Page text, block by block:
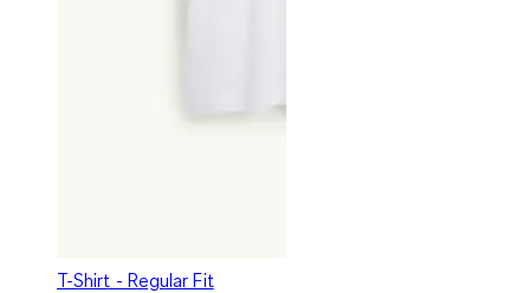
T-Shirt - Regular Fit